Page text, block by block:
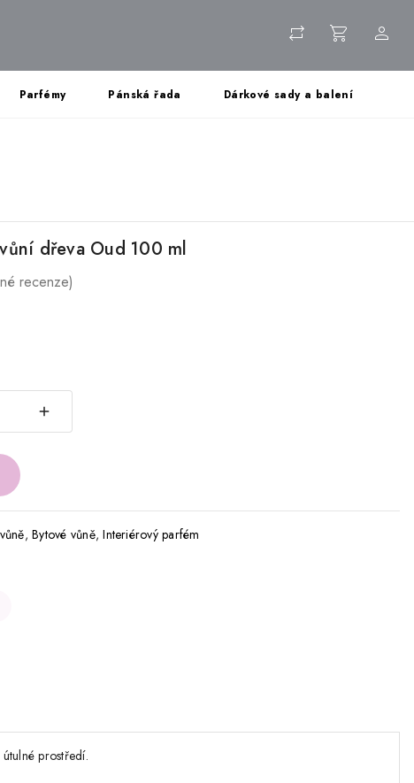
Parfémy Pánská řada Dárkové sady a balení
dřeva Oud 100 ml
recenze)
, Bytové vůně,Interiérový parfém
prostředí.